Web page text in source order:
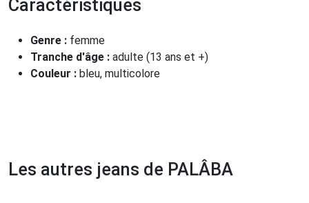
Caractéristiques
Genre : femme
Tranche d'âge : adulte (13 ans et +)
Couleur : bleu, multicolore
Les autres jeans de PALÂBA